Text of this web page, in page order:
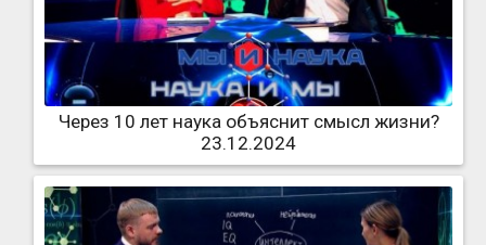
Через 10 лет наука объяснит смысл жизни?
23.12.2024